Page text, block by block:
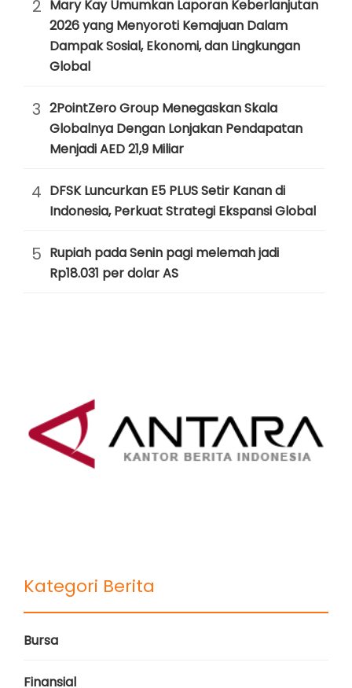
2 Mary Kay Umumkan Laporan Keberlanjutan
2026 yang Menyoroti Kemajuan Dalam
Dampak Sosial, Ekonomi, dan Lingkungan
Global
3 2PointZero Group Menegaskan Skala
Globalnya Dengan Lonjakan Pendapatan
Menjadi AED 21,9 Miliar
4 DFSK Luncurkan E5 PLUS Setir Kanan di
Indonesia, Perkuat Strategi Ekspansi Global
5 Rupiah pada Senin pagi melemah jadi
Rp18.031 per dolar AS
Kategori Berita
Bursa
Finansial